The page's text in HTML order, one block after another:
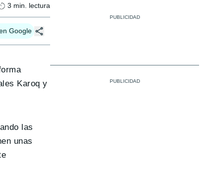
3 min. lectura
Google
Karoq y
las
unas